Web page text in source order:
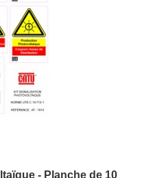
- Planche de 10